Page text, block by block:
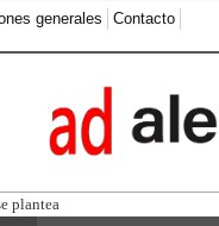
generales Contacto
plantea abandonar el país en